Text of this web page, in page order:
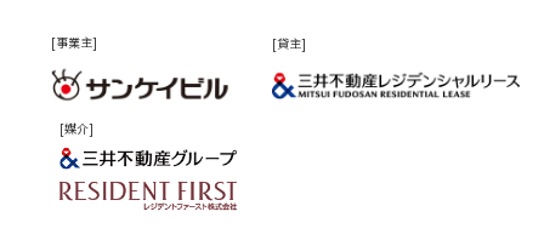
[事業主] [貸主]
[媒介]